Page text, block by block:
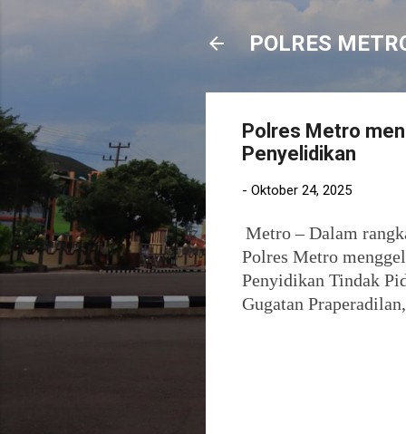
POLRES
Polres Metro
Penyelidikan
- Oktober 24, 2025
Metro – Dalam
Polres Metro
Penyidikan Tindak
Gugatan